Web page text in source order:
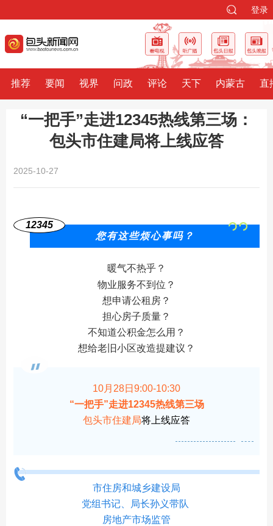
登录
推荐 要闻 视界 问政 评论 天下 内蒙古 直
​“一把手”走进12345热线第三场：
包头市住建局将上线应答
2025-10-27
12345
您有这些烦心事吗？
暖气不热乎？
物业服务不到位？
想申请公租房？
担心房子质量？
不知道公积金怎么用？
想给老旧小区改造提建议？
10月28日9:00-10:30
“一把手”走进12345热线第三场
包头市住建局将上线应答
市住房和城乡建设局
党组书记、局长孙义带队
房地产市场监管